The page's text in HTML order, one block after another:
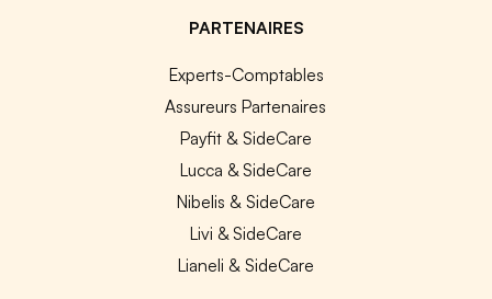
PARTENAIRES
Experts-Comptables
Assureurs Partenaires
Payfit & SideCare
Lucca & SideCare
Nibelis & SideCare
Livi & SideCare
Lianeli & SideCare